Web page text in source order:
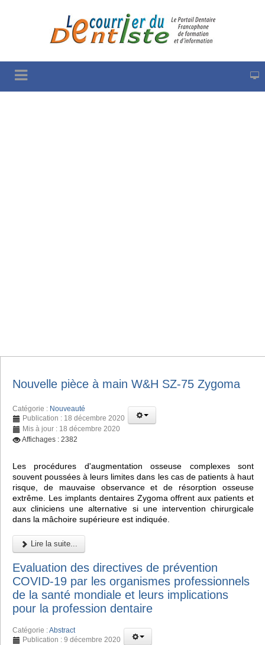
Nouvelle pièce à main W&H SZ-75 Zygoma
Catégorie : Nouveauté
Publication : 18 décembre 2020
Mis à jour : 18 décembre 2020
Affichages : 2382
Les procédures d'augmentation osseuse complexes sont
souvent poussées à leurs limites dans les cas de patients à haut
risque, de mauvaise observance et de résorption osseuse
extrême. Les implants dentaires Zygoma offrent aux patients et
aux cliniciens une alternative si une intervention chirurgicale
dans la mâchoire supérieure est indiquée.
Lire la suite...
Evaluation des directives de prévention
COVID-19 par les organismes professionnels
de la santé mondiale et leurs implications
pour la profession dentaire
Catégorie :Abstract
Publication : 9 décembre 2020